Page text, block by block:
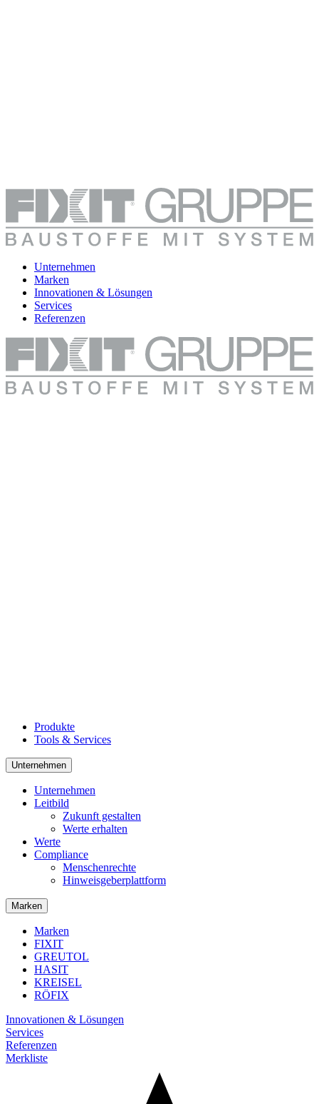
Unternehmen
Marken
Innovationen & Lösungen
Services
Referenzen
Produkte
Tools & Services
Unternehmen
Unternehmen
Leitbild
Zukunft gestalten
Werte erhalten
Werte
Compliance
Menschenrechte
Hinweisgeberplattform
Marken
Marken
FIXIT
GREUTOL
HASIT
KREISEL
RÖFIX
Innovationen & Lösungen
Services
Referenzen
Merkliste